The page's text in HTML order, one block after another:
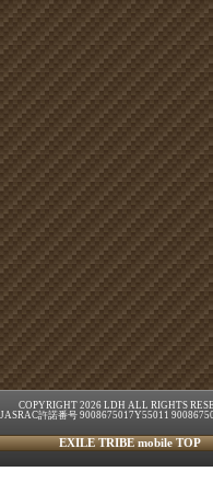
COPYRIGHT 2026 LDH ALL RIGHTS
JASRAC許諾番号 9008675017Y55011
EXILE TRIBE mobile TOP